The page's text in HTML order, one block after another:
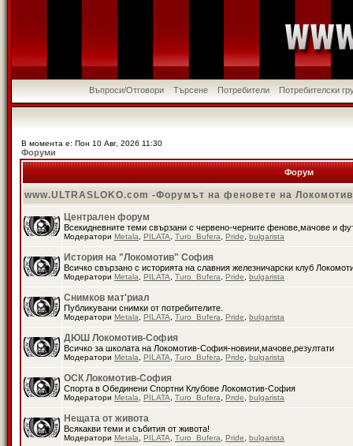
Въпроси/Отговори Търсене Потребители Потребителски
В момента е: Пон 10 Авг, 2026 11:30
Форуми
Форум
www.ULTRASLOKO.com -Форумът на феновете на
Централен форум
Всекидневните теми свързани с червено-черните фенове,мачове и
Модератори Metala PILATA Turo_Bufera Pride bulgarista
История на "Локомотив" София
Всичко свързано с историята на славния железничарски клуб
Модератори Metala PILATA Turo_Bufera Pride bulgarista
Снимков мат'риал
Публикувани снимки от потребителите.
Модератори Metala PILATA Turo_Bufera Pride bulgarista
ДЮШ Локомотив-София
Всичко за школата на Локомотив-София-новини,мачове,резултати
Модератори Metala PILATA Turo_Bufera Pride bulgarista
ОСК Локомотив-София
Спорта в Обединени Спортни Клубове Локомотив-София
Модератори Metala PILATA Turo_Bufera Pride bulgarista
Нещата от живота
Всякакви теми и събития от живота!
Модератори Metala PILATA Turo_Bufera Pride bulgarista